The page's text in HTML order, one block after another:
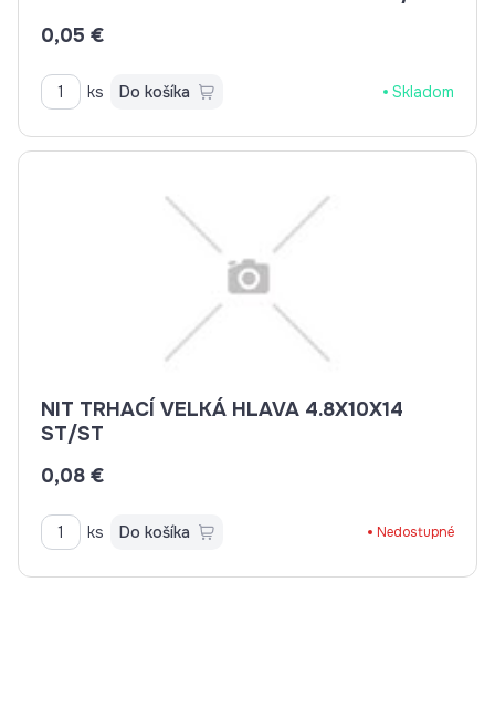
0,05 €
ks Do košíka Skladom
NIT TRHACÍ VELKÁ HLAVA 4.8X10X14
ST/ST
0,08 €
ks Do košíka Nedostupné